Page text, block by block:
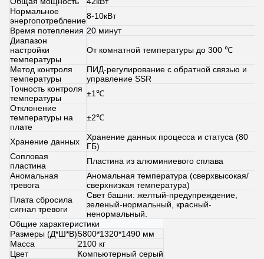
Нормальное
энергопотребление8-10кВт
Время потепления 20 минут
Диапазон
настройки
температуры
От комнатной температуры до 300 ℃
Метод контроля
температуры
ПИД-регулирование с обратной связью и
управление SSR
Точность контроля
температуры
±1℃
Отклонение
температуры на
плате
±2℃
Хранение данных
Хранение данных процесса и статуса (80
ГБ)
Сопловая
пластина
Пластина из алюминиевого сплава
Аномальная
тревога
Аномальная температура (сверхвысокая/
сверхнизкая температура)
Плата сбросила
сигнал тревоги
Свет башни: желтый-предупреждение,
зеленый-нормальный, красный-
ненормальный.
Общие характеристики
Размеры (Д*Ш*В)5800*1320*1490 мм
Масса
2100 кг
Цвет
Компьютерный серый